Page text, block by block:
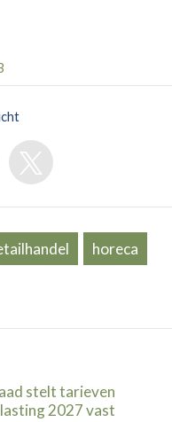
horeca
stelt tarieven
2027 vast